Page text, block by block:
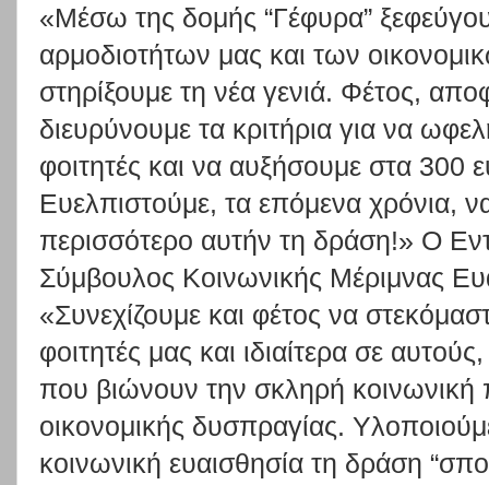
«Μέσω της δομής “Γέφυρα”
αρμοδιοτήτων μας και των
στηρίξουμε τη νέα γενιά. Φέτος,
διευρύνουμε τα κριτήρια για να
φοιτητές και να αυξήσουμε στα 300
Ευελπιστούμε, τα επόμενα χρόνια,
περισσότερο αυτήν τη δράση!» Ο
Σύμβουλος Κοινωνικής Μέριμνας
«Συνεχίζουμε και φέτος να
φοιτητές μας και ιδιαίτερα σε
που βιώνουν την σκληρή κοινωνική
οικονομικής δυσπραγίας.
κοινωνική ευαισθησία τη δράση